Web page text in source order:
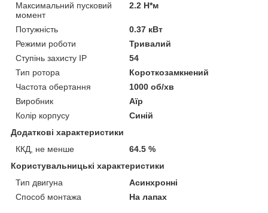
Максимальний пусковий
момент
2.2 Н*м
Потужність
0.37 кВт
Режими роботи
Тривалий
Ступінь захисту IP
54
Тип ротора
Короткозамкнений
Частота обертання
1000 об/хв
Виробник
Аїр
Колір корпусу
Синій
Додаткові характеристики
ККД, не менше
64.5 %
Користувальницькі характеристики
Тип двигуна
Асинхронні
Способ монтажа
На лапах